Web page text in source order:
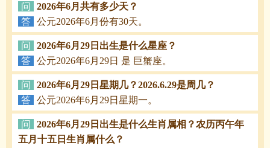
问
2026年6月共有多少天？
答 公元2026年6月份有30天。
问
2026年6月29日出生是什么星座？
答 公元2026年6月29日 是 巨蟹座。
问
2026年6月29日星期几？2026.6.29是周几？
答 公元2026年6月29日星期一。
问
2026年6月29日出生是什么生肖属相？农历丙午年
五月十五日生肖属什么？